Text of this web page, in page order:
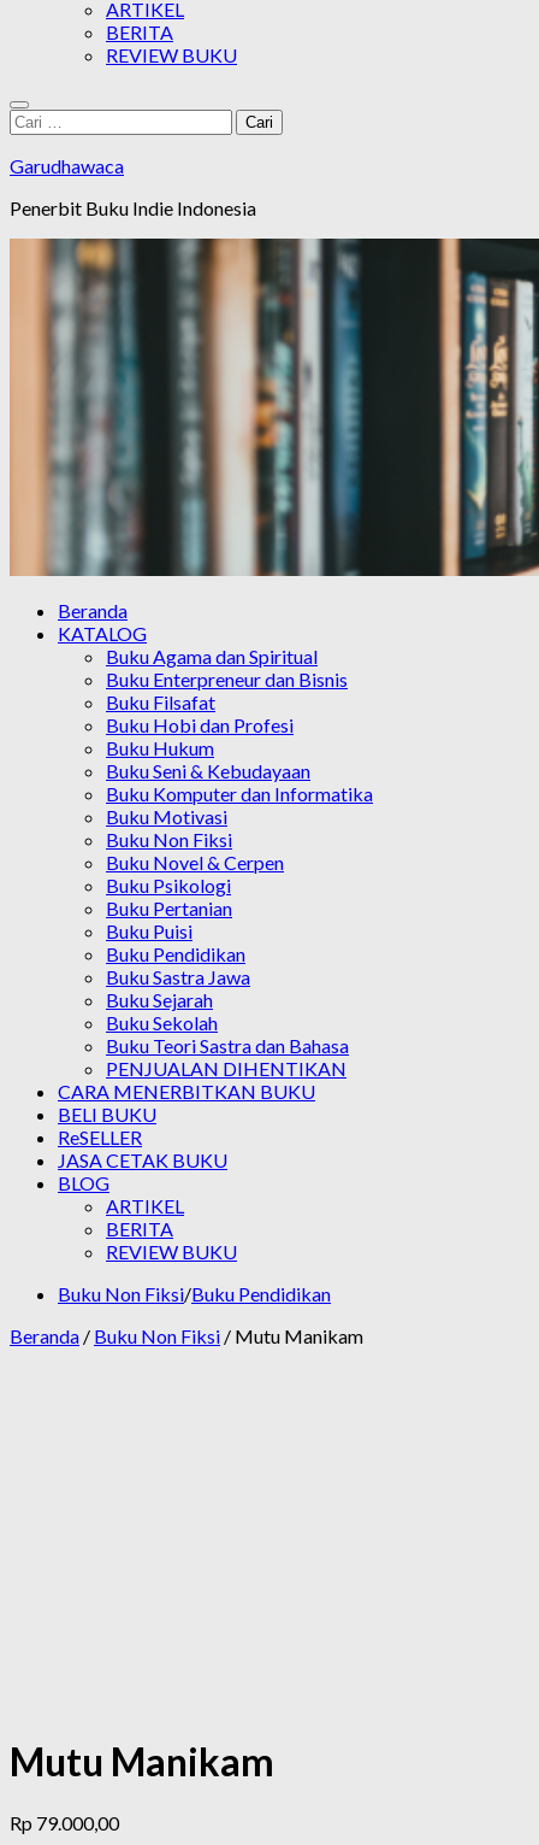
ARTIKEL
BERITA
REVIEW BUKU
Cari
untuk:
Garudhawaca
Penerbit Buku Indie Indonesia
Beranda
KATALOG
Buku Agama dan Spiritual
Buku Enterpreneur dan Bisnis
Buku Filsafat
Buku Hobi dan Profesi
Buku Hukum
Buku Seni & Kebudayaan
Buku Komputer dan Informatika
Buku Motivasi
Buku Non Fiksi
Buku Novel & Cerpen
Buku Psikologi
Buku Pertanian
Buku Puisi
Buku Pendidikan
Buku Sastra Jawa
Buku Sejarah
Buku Sekolah
Buku Teori Sastra dan Bahasa
PENJUALAN DIHENTIKAN
CARA MENERBITKAN BUKU
BELI BUKU
ReSELLER
JASA CETAK BUKU
BLOG
ARTIKEL
BERITA
REVIEW BUKU
Buku Non Fiksi/Buku Pendidikan
Beranda / Buku Non Fiksi / Mutu Manikam
Mutu Manikam
Rp 79.000,00